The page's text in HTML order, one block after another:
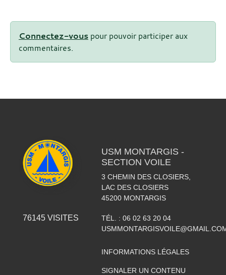
Connectez-vous pour pouvoir participer aux
commentaires.
76145VISITES
USM MONTARGIS -
SECTION VOILE
3 CHEMIN DES CLOSIERS,
LAC DES CLOSIERS
45200 MONTARGIS
TÉL. : 06 02 63 20 04
INFORMATIONS LÉGALES
SIGNALER UN CONTENU